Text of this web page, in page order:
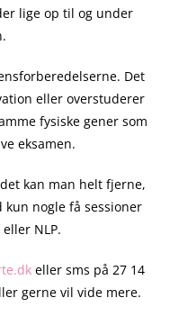
lige op til og under
Det
eller overstuderer
fysiske gener som
eksamen.
kan man helt fjerne,
nogle få sessioner
NLP.
eller sms på 27 14
gerne vil vide mere.